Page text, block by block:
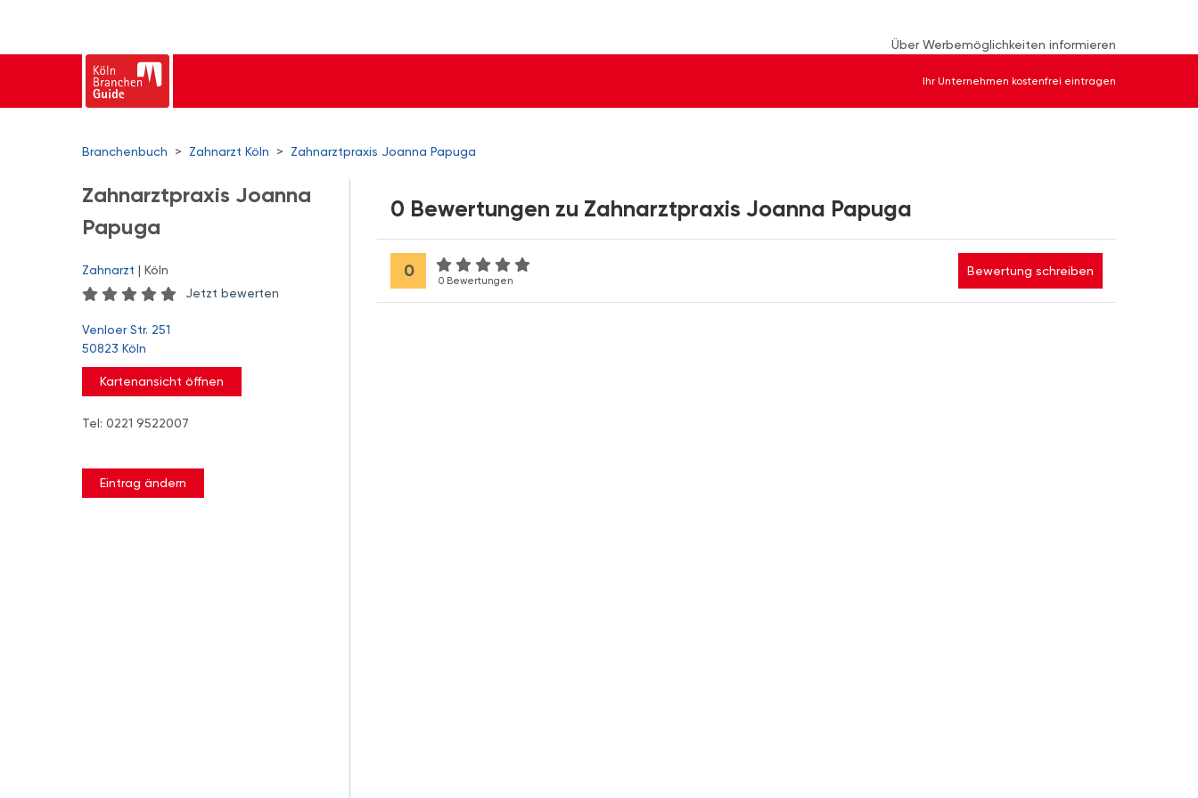
Über Werbemöglichkeiten informieren
Ihr Unternehmen kostenfrei eintragen
Branchenbuch > Zahnarzt Köln > Zahnarztpraxis Joanna Papuga
Zahnarztpraxis Joanna
Papuga
Zahnarzt | Köln
Jetzt bewerten
Venloer Str. 251
50823 Köln
Kartenansicht öffnen
Tel: 0221 9522007
Eintrag ändern
0 Bewertungen zu Zahnarztpraxis Joanna Papuga
0
0 Bewertungen
Bewertung schreiben